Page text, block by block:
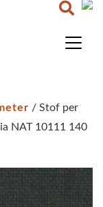
/ Stof per
NAT 10111 140